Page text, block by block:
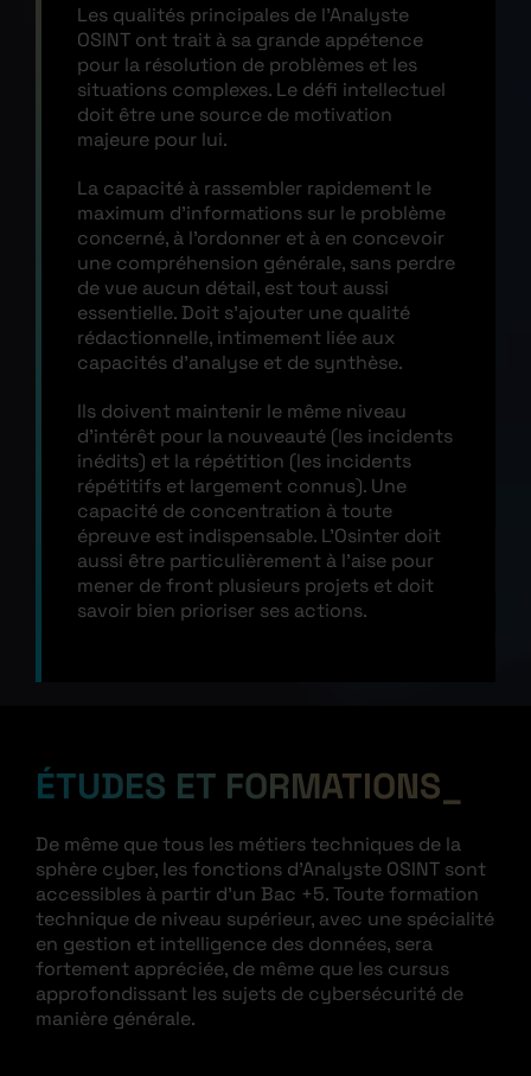
Les qualités principales de l’Analyste
OSINT ont trait à sa grande appétence
pour la résolution de problèmes et les
situations complexes. Le défi intellectuel
doit être une source de motivation
majeure pour lui.
La capacité à rassembler rapidement le
maximum d’informations sur le problème
concerné, à l’ordonner et à en concevoir
une compréhension générale, sans perdre
de vue aucun détail, est tout aussi
essentielle. Doit s’ajouter une qualité
rédactionnelle, intimement liée aux
capacités d’analyse et de synthèse.
Ils doivent maintenir le même niveau
d’intérêt pour la nouveauté (les incidents
inédits) et la répétition (les incidents
répétitifs et largement connus). Une
capacité de concentration à toute
épreuve est indispensable. L’Osinter doit
aussi être particulièrement à l’aise pour
mener de front plusieurs projets et doit
savoir bien prioriser ses actions.
ÉTUDES ET FORMATIONS
De même que tous les métiers techniques de la
sphère cyber, les fonctions d’Analyste OSINT sont
accessibles à partir d’un Bac +5. Toute formation
technique de niveau supérieur, avec une spécialité
en gestion et intelligence des données, sera
fortement appréciée, de même que les cursus
approfondissant les sujets de cybersécurité de
manière générale.